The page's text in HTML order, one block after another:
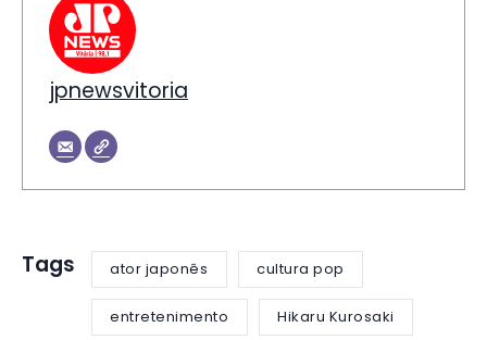
jpnewsvitoria
Tags ator japonês cultura pop
entretenimento Hikaru Kurosaki